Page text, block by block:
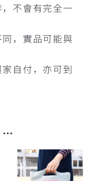
不會有完全一
，實品可能與
自付，亦可到